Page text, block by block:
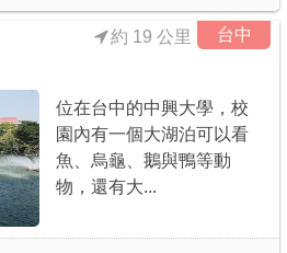
台中
約 19 公里
位在台中的中興大學，校
園內有一個大湖泊可以看
魚、烏龜、鵝與鴨等動
物，還有大...